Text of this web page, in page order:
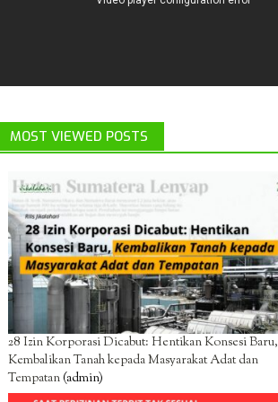
MOST VIEWED POSTS
28 Izin Korporasi Dicabut: Hentikan Konsesi Baru,
Kembalikan Tanah kepada Masyarakat Adat dan
Tempatan(admin)